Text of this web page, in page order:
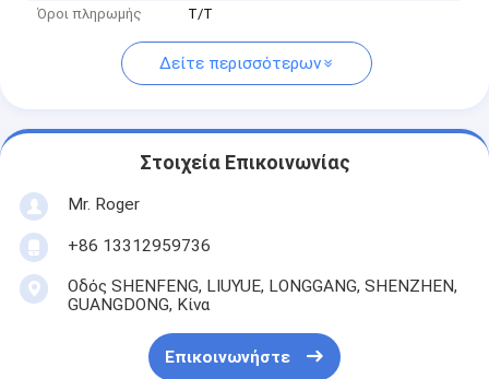
Όροι πληρωμής Τ/Τ
Δείτε περισσότερων
Στοιχεία Επικοινωνίας
Mr. Roger
+86 13312959736
Οδός SHENFENG, LIUYUE, LONGGANG, SHENZHEN,
GUANGDONG, Κίνα
Επικοινωνήστε